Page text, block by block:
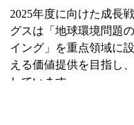
4. **インダストリー**:
し、製造業や物流業界
は、工場自動化機器や
2025年度に向けた成長
グスは「地球環境問題
イング」を重点領域に
える価値提供を目指し
しています。